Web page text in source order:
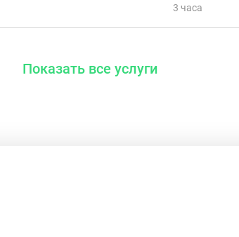
3 часа
Показать все услуги